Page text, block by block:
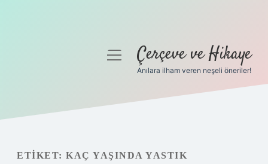
Gizlilik Politikası
menüyüÇerçeve ve Hikaye
Anılara ilham veren neşeli öneriler!
ETIKET: KAÇ YAŞINDA YASTIK